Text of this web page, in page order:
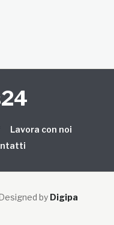
Lavora con noi
by Digipa